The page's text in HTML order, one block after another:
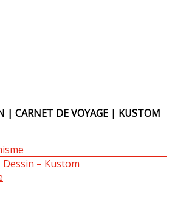
| CARNET DE VOYAGE | KUSTOM
– Kustom